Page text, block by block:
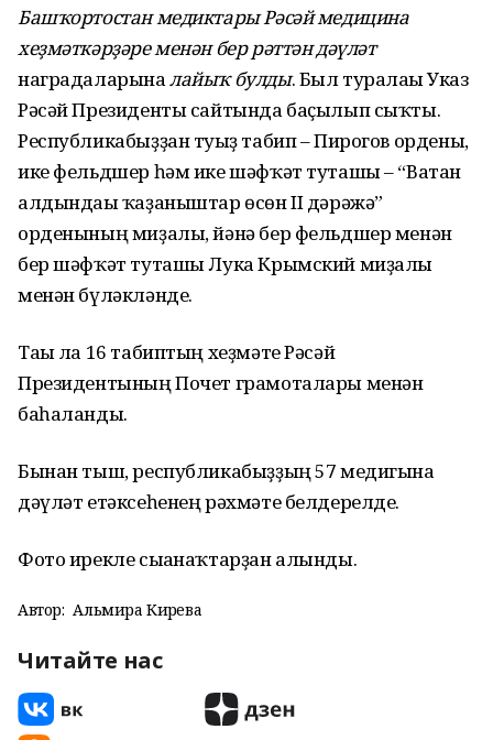
Башҡортостан медиктары Рәсәй медицина
хеҙмәткәрҙәре менән бер рәттән дәүләт
наградаларыналайыҡ булды. Был туралағы Указ
Рәсәй Президенты сайтында баҫылып сыҡты.
Республикабыҙҙан туғыҙ табип – Пирогов ордены,
ике фельдшер һәм ике шәфҡәт туташы – “Ватан
алдындағы ҡаҙаныштар өсөн II дәрәжә”
орденының миҙалы, йәнә бер фельдшер менән
бер шәфҡәт туташы Лука Крымский миҙалы
менән бүләкләнде.
Тағы ла 16 табиптың хеҙмәте Рәсәй
Президентының Почет грамоталары менән
баһаланды.
Бынан тыш, республикабыҙҙың 57 медигына
дәүләт етәксеһенең рәхмәте белдерелде.
Фото ирекле сығанаҡтарҙан алынды.
Автор: Альмира Кирәева
Читайте нас